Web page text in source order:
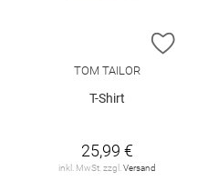
ZUR
TOM TAILOR
T-Shirt
25,99 €
inkl. MwSt. zzgl.Versand